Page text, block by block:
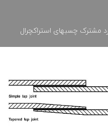
مشترک چسبهای استراکچرال